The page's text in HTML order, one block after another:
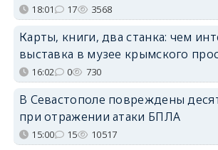
18:01 17 3568
Карты, книги, два станка: чем
выставка в музее крымского
16:02 0 730
В Севастополе повреждены
при отражении атаки БПЛА
15:00 15 10517